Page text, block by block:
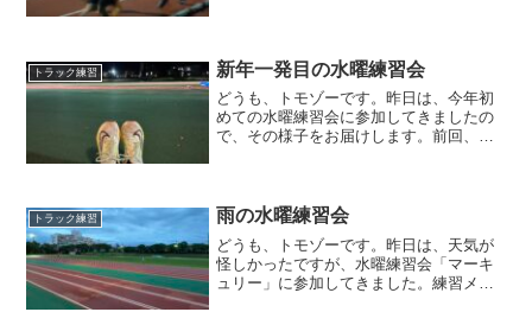
メニュー今回の練習メニュ...
トラック練習 新年一発目の水曜練習会
どうも、トモゾーです。昨日は、今年初
めての水曜練習会に参加してきましたの
で、その様子をお届けします。前回、水
たり、年末年始で営業してい...
トラック練習 雨の水曜練習会
どうも、トモゾーです。昨日は、天気が
怪しかったですが、水曜練習会「マーキ
ュリー」に参加してきました。練習メニ